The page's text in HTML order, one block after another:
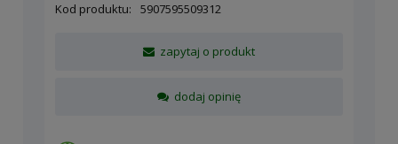
Kod produktu: 5907595509312
zapytaj o produkt
dodaj opinię